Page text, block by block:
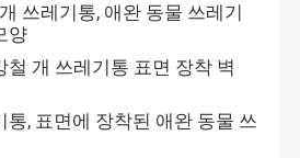
쓰레기통, 애완 동물 쓰레기
양
철 개 쓰레기통 표면 장착 벽
통, 표면에 장착된 애완 동물 쓰